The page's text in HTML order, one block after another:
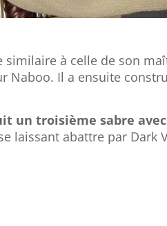
à celle de son
Naboo. Il a ensuite
un troisième sabre
laissant abattre par Dark